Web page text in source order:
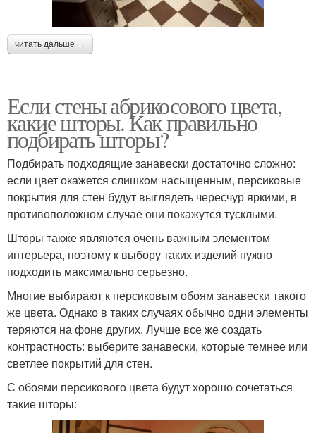
читать дальше →
Если стены абрикосового цвета,
какие шторы. Как правильно
подбирать шторы?
Подбирать подходящие занавески достаточно сложно:
если цвет окажется слишком насыщенным, персиковые
покрытия для стен будут выглядеть чересчур яркими, в
противоположном случае они покажутся тусклыми.
Шторы также являются очень важным элементом
интерьера, поэтому к выбору таких изделий нужно
подходить максимально серьезно.
Многие выбирают к персиковым обоям занавески такого
же цвета. Однако в таких случаях обычно одни элементы
теряются на фоне других. Лучше все же создать
контрастность: выберите занавески, которые темнее или
светлее покрытий для стен.
С обоями персикового цвета будут хорошо сочетаться
такие шторы: